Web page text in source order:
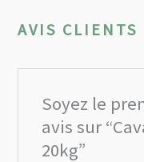
AVIS CLIENTS
Soyez le
avis sur
20kg”